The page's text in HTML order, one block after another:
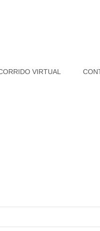
VIRTUAL